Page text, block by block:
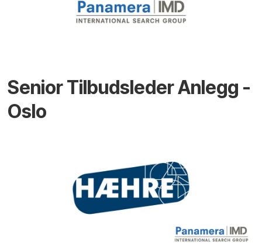
Senior Tilbudsleder Anlegg -
Oslo